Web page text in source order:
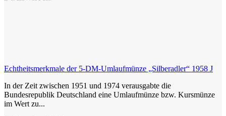
Echtheitsmerkmale der 5-DM-Umlaufmünze „Silberadler“ 1958 J
In der Zeit zwischen 1951 und 1974 verausgabte die
Bundesrepublik Deutschland eine Umlaufmünze bzw. Kursmünze
im Wert zu...